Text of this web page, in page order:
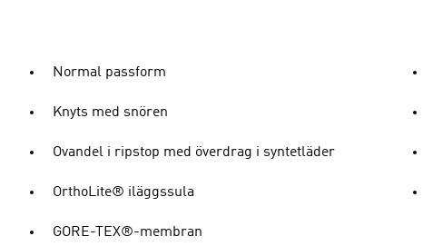
Normal passform
Knyts med snören
Ovandel i ripstop med överdrag i syntetläder
OrthoLite® iläggssula
GORE-TEX®-membran